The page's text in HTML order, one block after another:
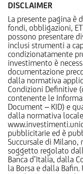
DISCLAIMER
La presente pagina è
fondi, obbligazioni,
possono presentare
inclusi strumenti a
condizionatamente
investimento è
documentazione
dalla normativa
Condizioni Definitive
contenente le
Document – KID) e
dalla normativa
pubblicitarie ed è
Succursale di Milano,
soggetto regolato
Banca d’Italia, dalla
la Borsa e dalla